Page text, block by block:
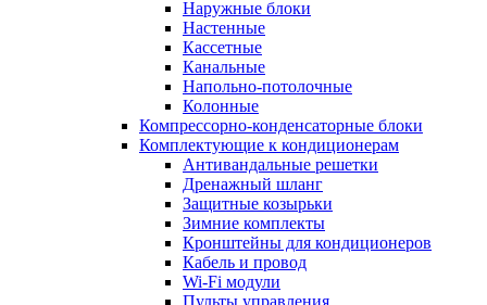
Наружные блоки
Настенные
Кассетные
Канальные
Напольно-потолочные
Колонные
Компрессорно-конденсаторные блоки
Комплектующие к кондиционерам
Антивандальные решетки
Дренажный шланг
Защитные козырьки
Зимние комплекты
Кронштейны для кондиционеров
Кабель и провод
Wi-Fi модули
Пульты управления